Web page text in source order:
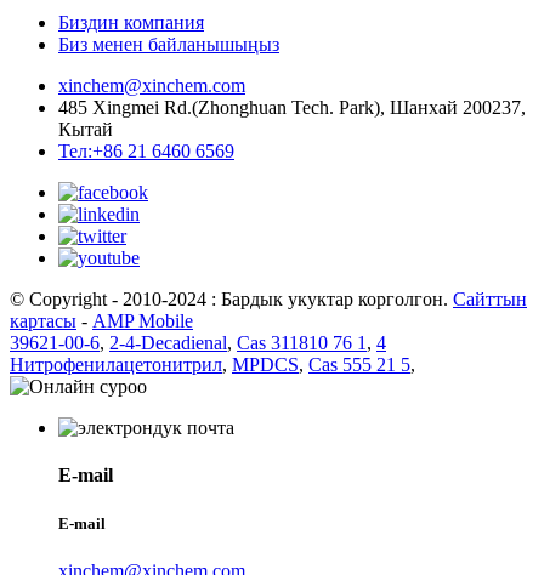
Биздин компания
Биз менен байланышыңыз
xinchem@xinchem.com
485 Xingmei Rd.(Zhonghuan Tech. Park), Шанхай 200237,
Кытай
Тел:+86 21 6460 6569
© Copyright - 2010-2024 : Бардык укуктар корголгон. Сайттын
картасы - AMP Mobile
39621-00-6, 2-4-Decadienal, Cas 311810 76 1 , 4
Нитрофенилацетонитрил, MPDCS, Cas 555 21 5,
E-mail
E-mail
xinchem@xinchem.com